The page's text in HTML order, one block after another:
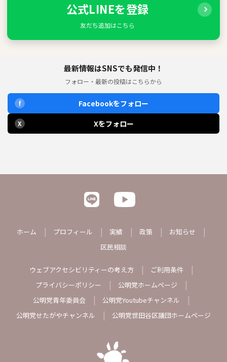
公式LINEを登録
友だち追加はこちら
最新情報はSNSでも発信中！
フォロー・最新の投稿はこちらから
f Facebookをフォロー
X Xをフォロー
ホーム プロフィール 実績 政策
お知らせ
区民相談
ウェブアクセシビリティーの考え方
ご利用条件
プライバシーポリシー
公明党ホームページ
公明党青年委員会
公明党Youtubeチャンネル
公明党せたがやチャンネル
公明党世田谷区議団ホームページ